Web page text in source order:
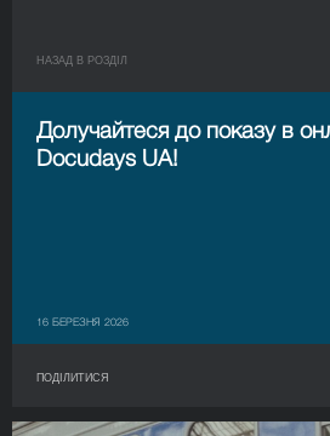
НАЗАД В РОЗДIЛ
Долучайтеся до показу в
Docudays UA!
16 БЕРЕЗНЯ 2026
ПОДІЛИТИСЯ